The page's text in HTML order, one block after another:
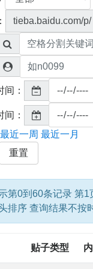
tieba.baidu.com/p/
：
：
最近一周 最近一月
重置
第0到60条记录 第1
排序 查询结果不按
贴子类型